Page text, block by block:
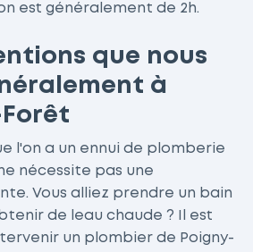
est généralement de 2h.
que nous
à
l'on a un ennui de plomberie
nécessite pas une
Vous alliez prendre un bain
de leau chaude ? Il est
un plombier de Poigny-